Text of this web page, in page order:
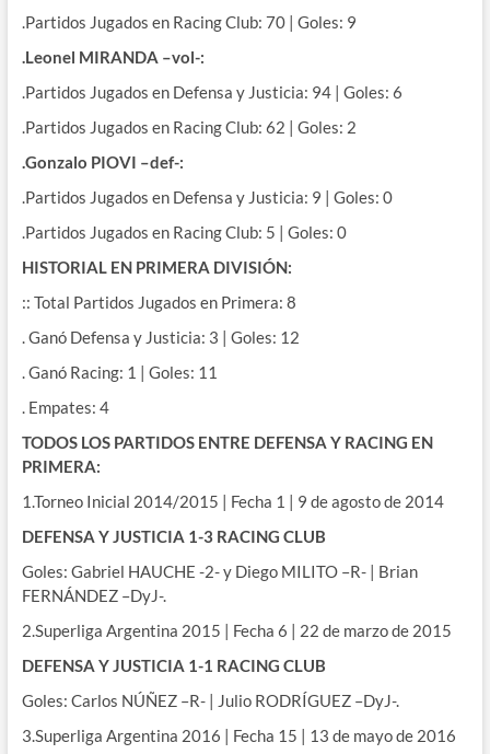
.Partidos Jugados en Racing Club: 70 | Goles: 9
.Leonel MIRANDA –vol-:
.Partidos Jugados en Defensa y Justicia: 94 | Goles: 6
.Partidos Jugados en Racing Club: 62 | Goles: 2
.Gonzalo PIOVI –def-:
.Partidos Jugados en Defensa y Justicia: 9 | Goles: 0
.Partidos Jugados en Racing Club: 5 | Goles: 0
HISTORIAL EN PRIMERA DIVISIÓN:
:: Total Partidos Jugados en Primera: 8
. Ganó Defensa y Justicia: 3 | Goles: 12
. Ganó Racing: 1 | Goles: 11
. Empates: 4
TODOS LOS PARTIDOS ENTRE DEFENSA Y RACING EN
PRIMERA:
1.Torneo Inicial 2014/2015 | Fecha 1 | 9 de agosto de 2014
DEFENSA Y JUSTICIA 1-3 RACING CLUB
Goles: Gabriel HAUCHE -2- y Diego MILITO –R- | Brian
FERNÁNDEZ –DyJ-.
2.Superliga Argentina 2015 | Fecha 6 | 22 de marzo de 2015
DEFENSA Y JUSTICIA 1-1 RACING CLUB
Goles: Carlos NÚÑEZ –R- | Julio RODRÍGUEZ –DyJ-.
3.Superliga Argentina 2016 | Fecha 15 | 13 de mayo de 2016